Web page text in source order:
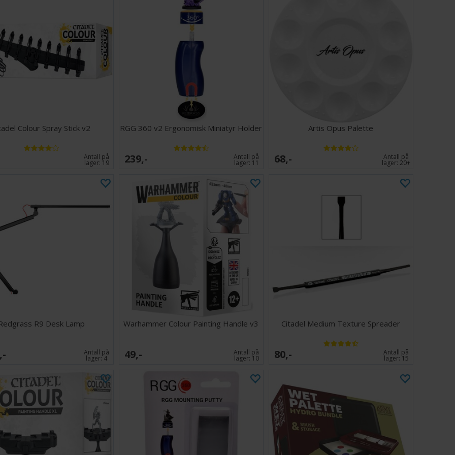
Colour Spray Stick v2
Antall på
lager: 19
RGG 360 v2 Ergonomisk Miniatyr Holder
239,- Antall på
lager: 11
Artis Opus Palette
68,- Antall på
lager:20+
R9 Desk Lamp
Antall på
lager:4
Warhammer Colour Painting Handle v3
49,- Antall på
lager: 10
Citadel Medium Texture Spreader
80,- Antall på
lager: 15